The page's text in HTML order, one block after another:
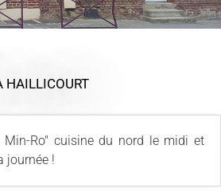
HAILLICOURT
Min-Ro" cuisine du nord le midi et
journée !